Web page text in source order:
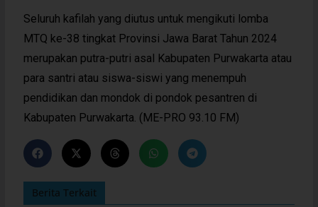
Seluruh kafilah yang diutus untuk mengikuti lomba
MTQ ke-38 tingkat Provinsi Jawa Barat Tahun 2024
merupakan putra-putri asal Kabupaten Purwakarta atau
para santri atau siswa-siswi yang menempuh
pendidikan dan mondok di pondok pesantren di
Kabupaten Purwakarta. (ME-PRO 93.10 FM)
Berita Terkait